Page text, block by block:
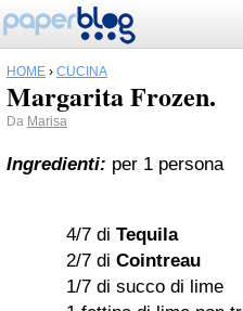
HOME › CUCINA
Margarita Frozen.
Da Marisa
Ingredienti: per 1 persona
4/7 di Tequila
2/7 di Cointreau
1/7 di succo di lime